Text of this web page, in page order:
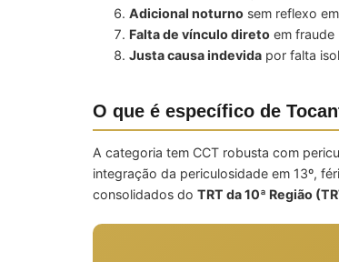
Adicional noturno sem reflexo
Falta de vínculo direto em fraude
Justa causa indevida por falta
O que é específico de
A categoria tem CCT robusta com
integração da periculosidade em 13º,
consolidados do TRT da 10ª Região